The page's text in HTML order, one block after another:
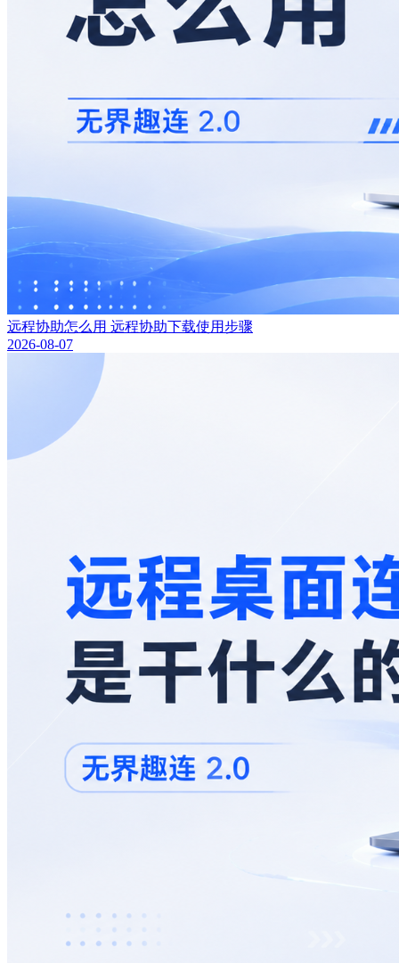
远程协助怎么用 远程协助下载使用步骤
2026-08-07